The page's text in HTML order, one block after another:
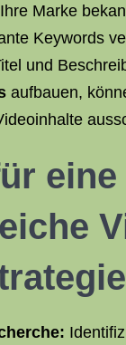
Marke
Keywords
und
aufbauen,
eine